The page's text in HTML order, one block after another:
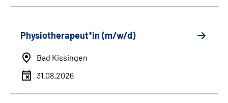
Physiotherapeut*in (m/w/d)
Bad Kissingen
31.08.2026